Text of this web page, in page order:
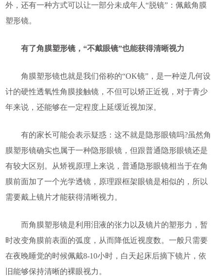
外，还有一种方式可以让一部分未成年人“脱镜”：佩戴角膜
塑形镜。
有了角膜塑形镜，“不戴眼镜”也能获得清晰视力
角膜塑形镜也就是我们俗称的“OK镜”，是一种逆几何设
计的硬性透氧性角膜接触镜，不但可以矫正近视，对于青少
年来说，还能够在一定程度上延缓近视加深。
有的家长可能会表示疑惑：这不就是隐形眼镜吗?虽然角
膜塑形镜确实也属于一种隐形眼镜，但跟普通隐形眼镜还是
有较大区别。从矫视原理上来说，普通隐形眼镜相当于在角
膜前面加了一个光学透镜，原理跟框架眼镜是相似的，所以
需要戴上镜片才能获得清晰视力。
而角膜塑形镜是利用泪液的张力以及镜片的塑形力，暂
时改变角膜前表面的弧度，从而降低近视度数。一般只需要
在夜晚睡觉的时候佩戴8-10小时，白天起床后摘下镜片，依
旧能够保持清晰的裸眼视力。